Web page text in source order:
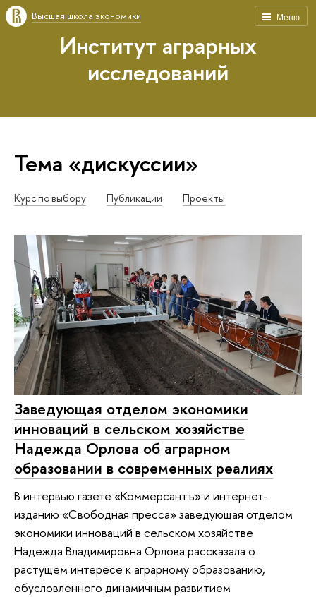
Меню
Высшая школа экономики
Институт аграрных
исследований
Тема «дискуссии»
Курс по выбору Публикации Проекты
Заведующая отделом экономики
инноваций в сельском хозяйстве
Надежда Орлова об аграрном
образовании в современных реалиях
В интервью газете «Коммерсантъ» и интернет-
изданию «Свободная пресса» заведующая отделом
экономики инноваций в сельском хозяйстве
Надежда Владимировна Орлова рассказала о
растущем интересе к аграрному образованию,
обусловленного динамичным развитием